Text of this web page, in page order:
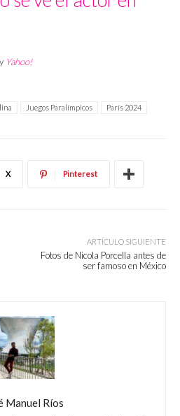
y Yahoo!
Juegos Paralímpicos París 2024
X Pinterest
ARTÍCULO SIGUIENTE
Fotos de Nicola Porcella antes de
ser famoso en México
Manuel Ríos